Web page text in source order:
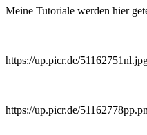
Meine Tutoriale werden hier
https://up.picr.de/
https://up.picr.de/